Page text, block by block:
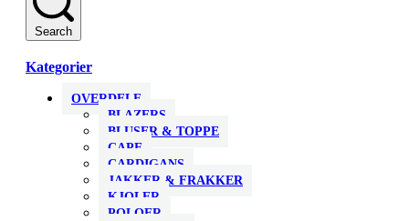
Search
Kategorier
OVERDELE
BLAZERS
BLUSER & TOPPE
CAPE
CARDIGANS
JAKKER & FRAKKER
KJOLER
POLOER